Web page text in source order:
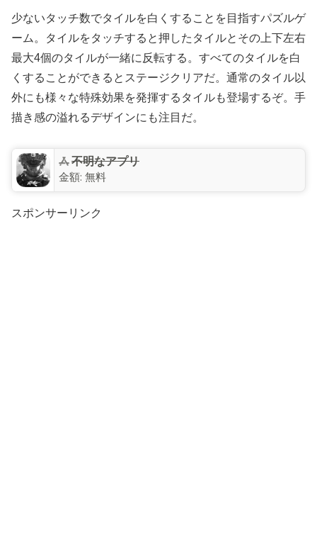
少ないタッチ数でタイルを白くすることを目指すパズルゲ
ーム。タイルをタッチすると押したタイルとその上下左右
最大4個のタイルが一緒に反転する。すべてのタイルを白
くすることができるとステージクリアだ。通常のタイル以
外にも様々な特殊効果を発揮するタイルも登場するぞ。手
描き感の溢れるデザインにも注目だ。
不明なアプリ
金額: 無料
スポンサーリンク